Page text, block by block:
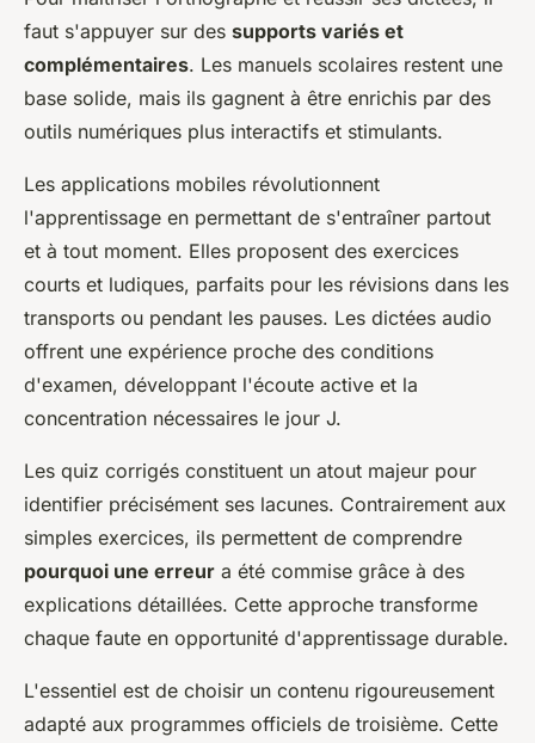
faut s'appuyer sur des supports variés et
complémentaires. Les manuels scolaires restent une
base solide, mais ils gagnent à être enrichis par des
outils numériques plus interactifs et stimulants.
Les applications mobiles révolutionnent
l'apprentissage en permettant de s'entraîner partout
et à tout moment. Elles proposent des exercices
courts et ludiques, parfaits pour les révisions dans les
transports ou pendant les pauses. Les dictées audio
offrent une expérience proche des conditions
d'examen, développant l'écoute active et la
concentration nécessaires le jour J.
Les quiz corrigés constituent un atout majeur pour
identifier précisément ses lacunes. Contrairement aux
simples exercices, ils permettent de comprendre
pourquoi une erreur a été commise grâce à des
explications détaillées. Cette approche transforme
chaque faute en opportunité d'apprentissage durable.
L'essentiel est de choisir un contenu rigoureusement
adapté aux programmes officiels de troisième. Cette